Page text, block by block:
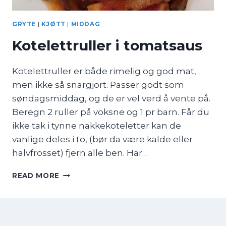
GRYTE | KJØTT | MIDDAG
Kotelettruller i tomatsaus
Kotelettruller er både rimelig og god mat,
men ikke så snargjort. Passer godt som
søndagsmiddag, og de er vel verd å vente på.
Beregn 2 ruller på voksne og 1 pr barn. Får du
ikke tak i tynne nakkekoteletter kan de
vanlige deles i to, (bør da være kalde eller
halvfrosset) fjern alle ben. Har…
READ MORE KOTELETTRULLER